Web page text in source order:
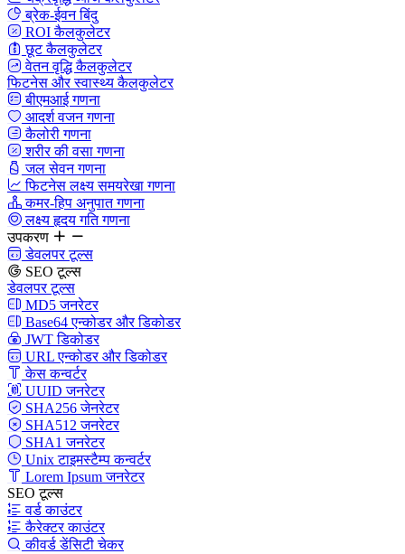
ब्रेक-ईवन बिंदु
ROI कैलकुलेटर
छूट कैलकुलेटर
वेतन वृद्धि कैलकुलेटर
फिटनेस और स्वास्थ्य कैलकुलेटर
बीएमआई गणना
आदर्श वजन गणना
कैलोरी गणना
शरीर की वसा गणना
जल सेवन गणना
फिटनेस लक्ष्य समयरेखा गणना
कमर-हिप अनुपात गणना
लक्ष्य हृदय गति गणना
उपकरण
डेवलपर टूल्स
SEO टूल्स
डेवलपर टूल्स
MD5 जनरेटर
Base64 एन्कोडर और डिकोडर
JWT डिकोडर
URL एन्कोडर और डिकोडर
केस कन्वर्टर
UUID जनरेटर
SHA256 जेनरेटर
SHA512 जनरेटर
SHA1 जनरेटर
Unix टाइमस्टैम्प कन्वर्टर
Lorem Ipsum जनरेटर
SEO टूल्स
वर्ड काउंटर
कैरेक्टर काउंटर
कीवर्ड डेंसिटी चेकर